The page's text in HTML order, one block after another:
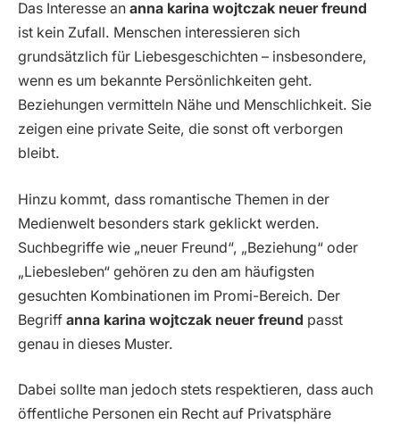
Das Interesse an anna karina wojtczak neuer freund
ist kein Zufall. Menschen interessieren sich
grundsätzlich für Liebesgeschichten – insbesondere,
wenn es um bekannte Persönlichkeiten geht.
Beziehungen vermitteln Nähe und Menschlichkeit. Sie
zeigen eine private Seite, die sonst oft verborgen
bleibt.
Hinzu kommt, dass romantische Themen in der
Medienwelt besonders stark geklickt werden.
Suchbegriffe wie „neuer Freund“, „Beziehung“ oder
„Liebesleben“ gehören zu den am häufigsten
gesuchten Kombinationen im Promi-Bereich. Der
Begriff anna karina wojtczak neuer freund passt
genau in dieses Muster.
Dabei sollte man jedoch stets respektieren, dass auch
öffentliche Personen ein Recht auf Privatsphäre